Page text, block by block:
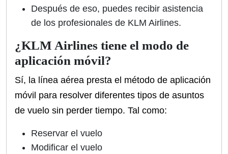
Después de eso, puedes recibir asistencia
de los profesionales de KLM Airlines.
¿KLM Airlines tiene el modo de
aplicación móvil?
Sí, la línea aérea presta el método de aplicación
móvil para resolver diferentes tipos de asuntos
de vuelo sin perder tiempo. Tal como:
Reservar el vuelo
Modificar el vuelo